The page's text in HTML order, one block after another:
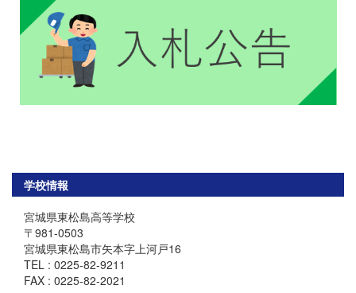
学校情報
宮城県東松島高等学校
〒981-0503
宮城県東松島市矢本字上河戸16
TEL : 0225-82-9211
FAX : 0225-82-2021